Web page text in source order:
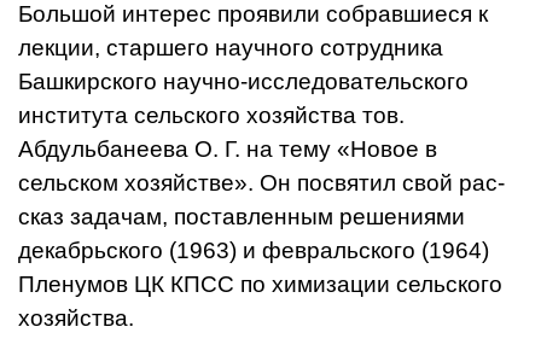
Большой интерес проявили собравшиеся к
лекции, старше­го научного сотрудника
Башкирского научно-исследовательского
института сельского хозяйства тов.
Абдульбанеева О. Г. на тему «Новое в
сельском хозяйст­ве». Он посвятил свой рас­
сказ задачам, поставленным решениями
декабрьского (1963) и февральского (1964)
Пленумов ЦК КПСС по химизации сельского
хо­зяйства.